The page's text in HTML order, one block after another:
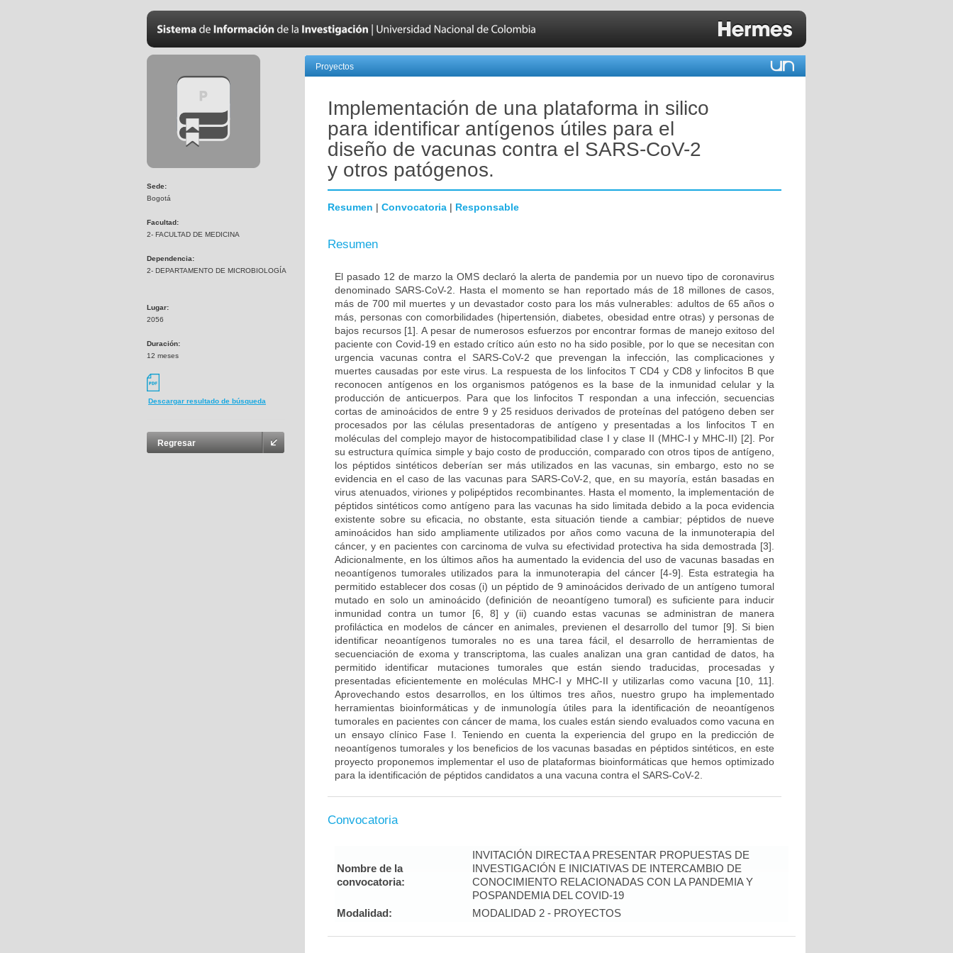
Sede:
Bogotá
Facultad:
2- FACULTAD DE MEDICINA
Dependencia:
2- DEPARTAMENTO DE MICROBIOLOGÍA
Lugar:
2056
Duración:
12 meses
Descargar resultado de búsqueda
Regresar
Proyectos
Implementación de una plataforma in silico
para identificar antígenos útiles para el
diseño de vacunas contra el SARS-CoV-2
y otros patógenos.
Resumen | Convocatoria | Responsable
Resumen
El pasado 12 de marzo la OMS declaró la alerta de pandemia por un nuevo tipo de coronavirus
denominado SARS-CoV-2. Hasta el momento se han reportado más de 18 millones de casos,
más de 700 mil muertes y un devastador costo para los más vulnerables: adultos de 65 años o
más, personas con comorbilidades (hipertensión, diabetes, obesidad entre otras) y personas de
bajos recursos [1]. A pesar de numerosos esfuerzos por encontrar formas de manejo exitoso del
paciente con Covid-19 en estado crítico aún esto no ha sido posible, por lo que se necesitan con
urgencia vacunas contra el SARS-CoV-2 que prevengan la infección, las complicaciones y
muertes causadas por este virus. La respuesta de los linfocitos T CD4 y CD8 y linfocitos B que
reconocen antígenos en los organismos patógenos es la base de la inmunidad celular y la
producción de anticuerpos. Para que los linfocitos T respondan a una infección, secuencias
cortas de aminoácidos de entre 9 y 25 residuos derivados de proteínas del patógeno deben ser
procesados por las células presentadoras de antígeno y presentadas a los linfocitos T en
moléculas del complejo mayor de histocompatibilidad clase I y clase II (MHC-I y MHC-II) [2]. Por
su estructura química simple y bajo costo de producción, comparado con otros tipos de antígeno,
los péptidos sintéticos deberían ser más utilizados en las vacunas, sin embargo, esto no se
evidencia en el caso de las vacunas para SARS-CoV-2, que, en su mayoría, están basadas en
virus atenuados, viriones y polipéptidos recombinantes. Hasta el momento, la implementación de
péptidos sintéticos como antígeno para las vacunas ha sido limitada debido a la poca evidencia
existente sobre su eficacia, no obstante, esta situación tiende a cambiar; péptidos de nueve
aminoácidos han sido ampliamente utilizados por años como vacuna de la inmunoterapia del
cáncer, y en pacientes con carcinoma de vulva su efectividad protectiva ha sida demostrada [3].
Adicionalmente, en los últimos años ha aumentado la evidencia del uso de vacunas basadas en
neoantígenos tumorales utilizados para la inmunoterapia del cáncer [4-9]. Esta estrategia ha
permitido establecer dos cosas (i) un péptido de 9 aminoácidos derivado de un antígeno tumoral
mutado en solo un aminoácido (definición de neoantígeno tumoral) es suficiente para inducir
inmunidad contra un tumor [6, 8] y (ii) cuando estas vacunas se administran de manera
profiláctica en modelos de cáncer en animales, previenen el desarrollo del tumor [9]. Si bien
identificar neoantígenos tumorales no es una tarea fácil, el desarrollo de herramientas de
secuenciación de exoma y transcriptoma, las cuales analizan una gran cantidad de datos, ha
permitido identificar mutaciones tumorales que están siendo traducidas, procesadas y
presentadas eficientemente en moléculas MHC-I y MHC-II y utilizarlas como vacuna [10, 11].
Aprovechando estos desarrollos, en los últimos tres años, nuestro grupo ha implementado
herramientas bioinformáticas y de inmunología útiles para la identificación de neoantígenos
tumorales en pacientes con cáncer de mama, los cuales están siendo evaluados como vacuna en
un ensayo clínico Fase I. Teniendo en cuenta la experiencia del grupo en la predicción de
neoantígenos tumorales y los beneficios de los vacunas basadas en péptidos sintéticos, en este
proyecto proponemos implementar el uso de plataformas bioinformáticas que hemos optimizado
para la identificación de péptidos candidatos a una vacuna contra el SARS-CoV-2.
Convocatoria
Nombre de la
convocatoria:
INVITACIÓN DIRECTA A PRESENTAR PROPUESTAS DE
INVESTIGACIÓN E INICIATIVAS DE INTERCAMBIO DE
CONOCIMIENTO RELACIONADAS CON LA PANDEMIA Y
POSPANDEMIA DEL COVID-19
Modalidad:
MODALIDAD 2 - PROYECTOS